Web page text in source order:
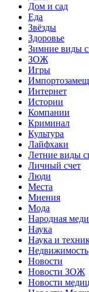
Дом и сад
Еда
Звёзды
Здоровье
Зимние виды
ЗОЖ
Игры
Интернет
Истории
Компании
Криминал
Культура
Лайфхаки
Летние виды
Личный счет
Люди
Места
Мнения
Мода
Народная
Наука
Наука и
Недвижимость
Новости
Новости ЗОЖ
Новости